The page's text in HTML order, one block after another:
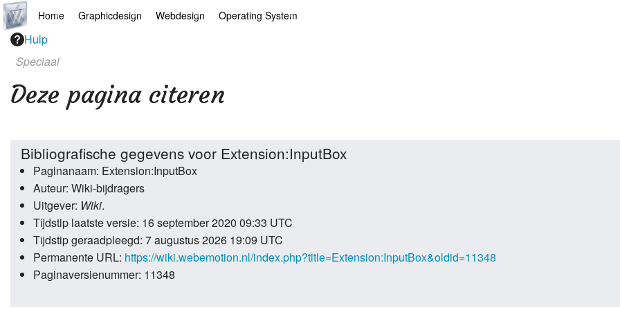
Home
Filosofie
Jazz
Links
News
Graphicdesign
Photoshop
Premiere Pro
Microsoft Office
Overige
Portfolio
Webdesign Operating System
Hulp
Speciaal
Deze pagina citeren
Bibliografische gegevens voor Extension:InputBox
Paginanaam: Extension:InputBox
Auteur: Wiki-bijdragers
Uitgever: Wiki.
Tijdstip laatste versie: 16 september 2020 09:33 UTC
Tijdstip geraadpleegd: 7 augustus 2026 19:09 UTC
Permanente URL: https://wiki.webemotion.nl/index.php?title=Extension:InputBox&oldid=11348
Paginaversienummer: 11348